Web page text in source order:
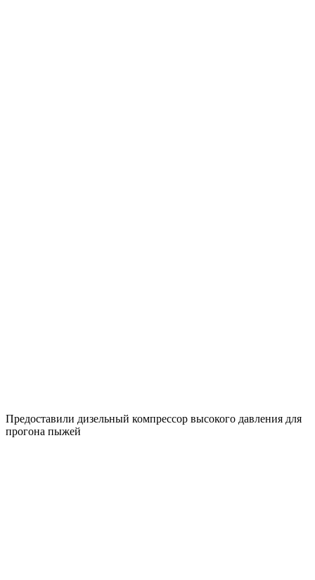
Предоставили дизельный компрессор высокого давления для
прогона пыжей